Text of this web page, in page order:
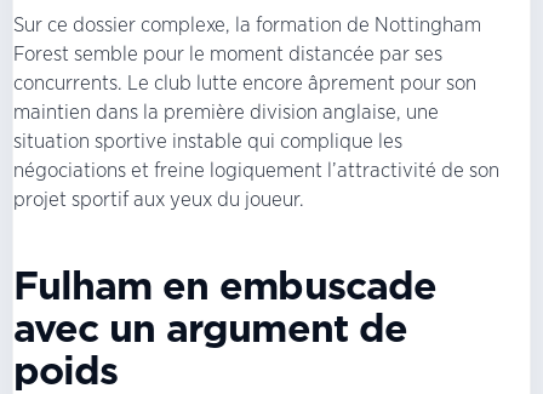
Sur ce dossier complexe, la formation de Nottingham
Forest semble pour le moment distancée par ses
concurrents. Le club lutte encore âprement pour son
maintien dans la première division anglaise, une
situation sportive instable qui complique les
négociations et freine logiquement l’attractivité de son
projet sportif aux yeux du joueur.
Fulham en embuscade
avec un argument de
poids